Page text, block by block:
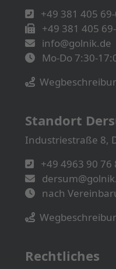
+49 381 405
+49 381 405
info@golnik.de
Mo-Do 7:30-
Standort
Industriestraße 8,
+49 4963 90 76
nach
Rechtliches